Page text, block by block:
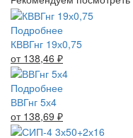
Подробнее
КВВГнг 19х0,75
от 138,46 ₽
Подробнее
ВВГнг 5х4
от 138,69 ₽